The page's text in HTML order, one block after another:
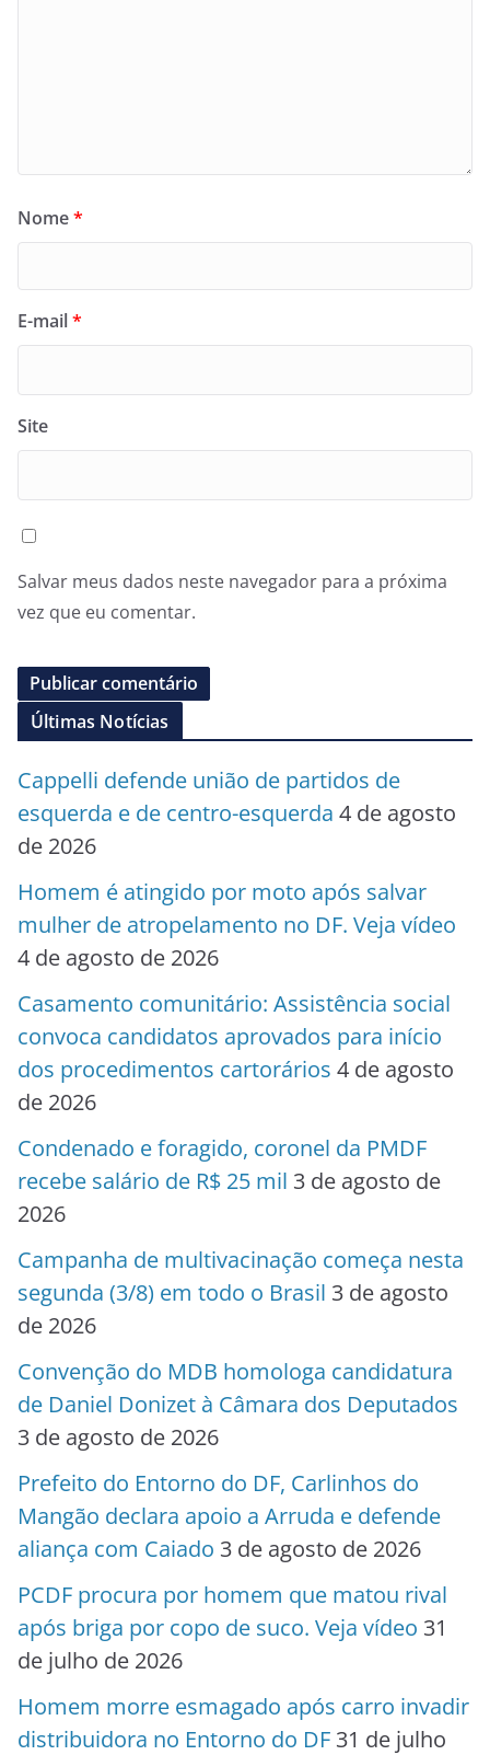
Nome*
E-mail*
Site
Salvar meus dados neste navegador para a próxima
vez que eu comentar.
Últimas Notícias
Cappelli defende união de partidos de
esquerda e de centro-esquerda 4 de agosto
de 2026
Homem é atingido por moto após salvar
mulher de atropelamento no DF. Veja vídeo
4 de agosto de 2026
Casamento comunitário: Assistência social
convoca candidatos aprovados para início
dos procedimentos cartorários 4 de agosto
de 2026
Condenado e foragido, coronel da PMDF
recebe salário de R$ 25 mil 3 de agosto de
2026
Campanha de multivacinação começa nesta
segunda (3/8) em todo o Brasil 3 de agosto
de 2026
Convenção do MDB homologa candidatura
de Daniel Donizet à Câmara dos Deputados
3 de agosto de 2026
Prefeito do Entorno do DF, Carlinhos do
Mangão declara apoio a Arruda e defende
aliança com Caiado 3 de agosto de 2026
PCDF procura por homem que matou rival
após briga por copo de suco. Veja vídeo 31
de julho de 2026
Homem morre esmagado após carro invadir
distribuidora no Entorno do DF 31 de julho